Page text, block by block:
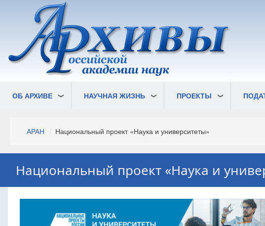
основному
содержанию
ОБ АРХИВЕ НАУЧНАЯ ЖИЗНЬ ПРОЕКТЫ
Строка
АРАН Национальный проект «Наука и университеты»
Национальный проект «Наука и